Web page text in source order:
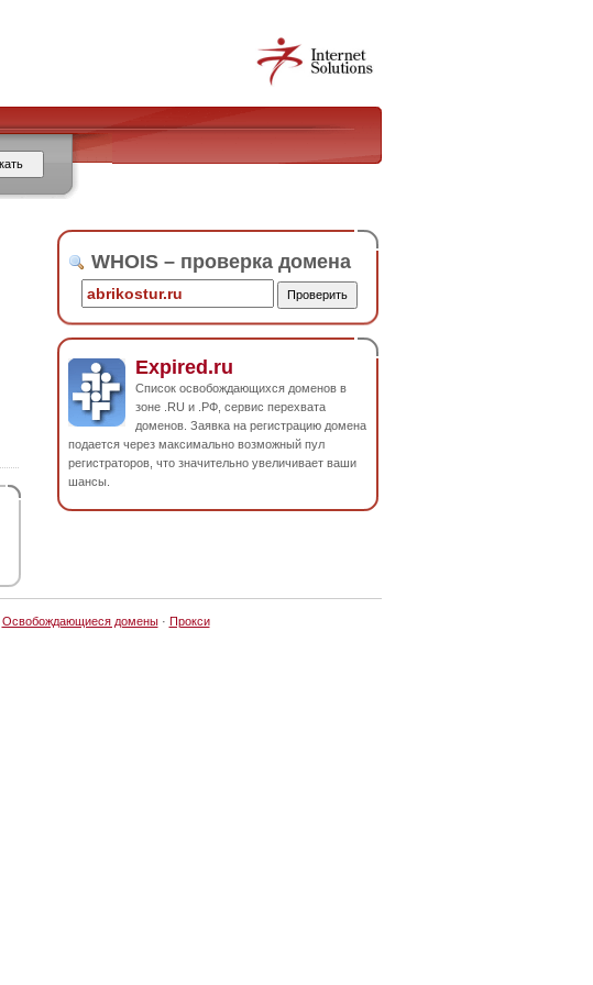
WHOIS – проверка домена
Expired.ru
Список освобождающихся доменов в
зоне .RU и .РФ, сервис перехвата
доменов. Заявка на регистрацию домена
подается через максимально возможный пул
регистраторов, что значительно увеличивает ваши
шансы.
Освобождающиеся домены· Прокси